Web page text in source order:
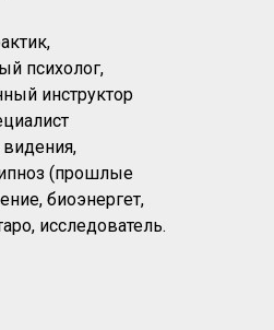
психолог,
инструктор
(прошлые
биоэнергет,
исследователь.